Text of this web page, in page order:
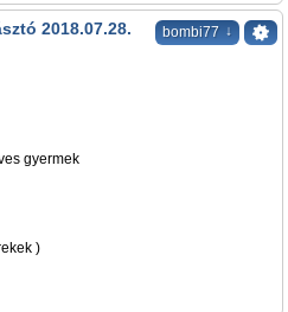
bombi77 ↓
2018.07.28.
gyermek
)